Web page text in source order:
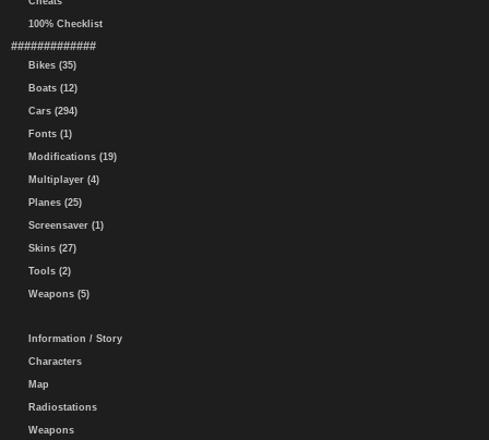
100% Checklist
#############
Bikes (35)
Boats (12)
Cars (294)
Fonts (1)
Modifications (19)
Multiplayer (4)
Planes (25)
Screensaver (1)
Skins (27)
Tools (2)
Weapons (5)
Information / Story
Characters
Map
Radiostations
Weapons